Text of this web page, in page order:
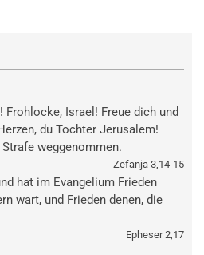
Frohlocke, Israel! Freue dich und
du Tochter Jerusalem!
Strafe weggenommen.
Zefanja 3,14-15
hat im Evangelium Frieden
wart, und Frieden denen, die
Epheser 2,17